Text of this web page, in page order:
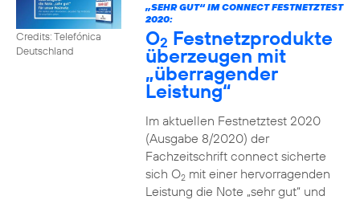
Credits: Telefónica
Deutschland
„SEHR GUT“ IM CONNECT FESTNETZTEST
2020:
O2 Festnetzprodukte
überzeugen mit
„überragender
Leistung“
Im aktuellen Festnetztest 2020
(Ausgabe 8/2020) der
Fachzeitschrift connect sicherte
sich O2mit einer hervorragenden
Leistung die Note „sehr gut“ und